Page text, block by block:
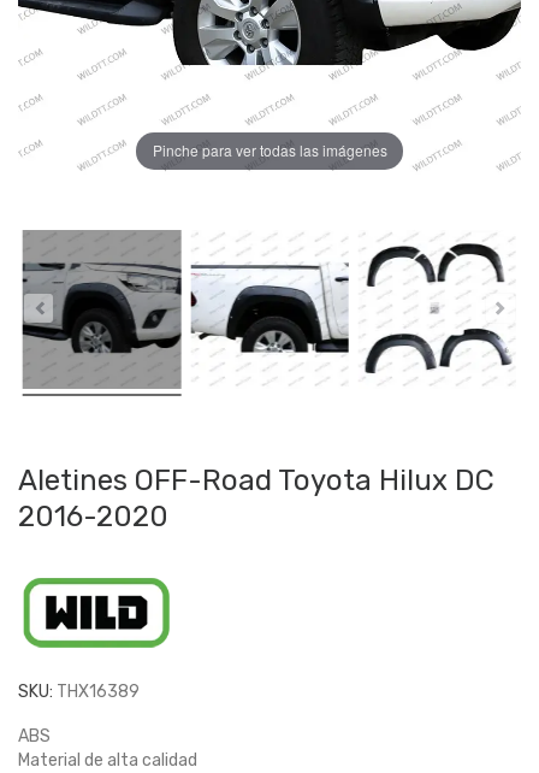
Pinche para ver todas las imágenes
Aletines OFF-Road Toyota Hilux DC
2016-2020
SKU: THX16389
ABS
Material de alta calidad